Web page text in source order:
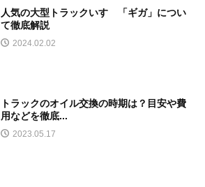
人気の大型トラックいすゞ「ギガ」につい
て徹底解説
2024.02.02
トラックのオイル交換の時期は？目安や費
用などを徹底...
2023.05.17